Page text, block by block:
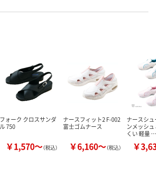
フォーク クロスサンダ
ル 750
￥1,570～（税込）
ナースフィット2 F-002
富士ゴムナース
￥6,160～（税込）
ナースシ
ンメッシ
くい 軽量 …
￥